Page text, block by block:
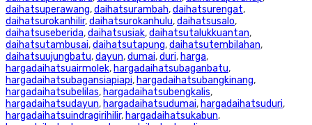
daihatsuperawang,daihatsurambah,daihatsurengat,
daihatsurokanhilir,daihatsurokanhulu,daihatsusalo,
daihatsuseberida,daihatsusiak,daihatsutalukkuantan,
daihatsutambusai,daihatsutapung,daihatsutembilahan,
daihatsuujungbatu,dayun,dumai,duri, harga,
hargadaihatsuairmolek, hargadaihatsubaganbatu,
hargadaihatsubagansiapiapi, hargadaihatsubangkinang,
hargadaihatsubelilas, hargadaihatsubengkalis,
hargadaihatsudayun, hargadaihatsudumai, hargadaihatsuduri,
hargadaihatsuindragirihilir, hargadaihatsukabun,